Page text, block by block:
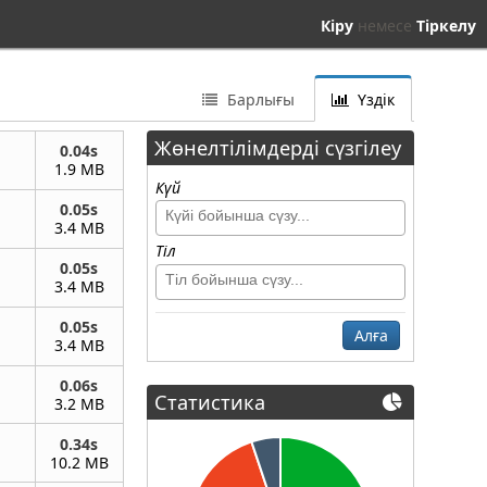
Кіру немесе Тіркелу
Барлығы Үздік
Жөнелтілімдерді сүзгілеу
Күй
Тіл
Алға
Статистика
0.04s
1.9 MB
0.05s
3.4 MB
0.05s
3.4 MB
0.05s
3.4 MB
0.06s
3.2 MB
0.34s
10.2 MB